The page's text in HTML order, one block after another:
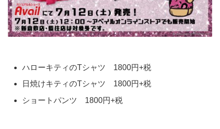
ハローキティのTシャツ 1800円+税
日焼けキティのTシャツ 1800円+税
ショートパンツ 1800円+税